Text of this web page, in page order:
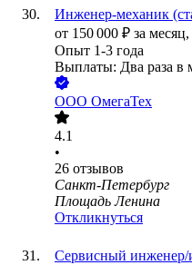
Инженер-механик
от 150 000 ₽ за месяц,
Опыт 1-3 года
Выплаты: Два раза в
ООО ОмегаТех
4.1
•
26 отзывов
Санкт-Петербург
Площадь Ленина
Откликнуться
Сервисный инженер/